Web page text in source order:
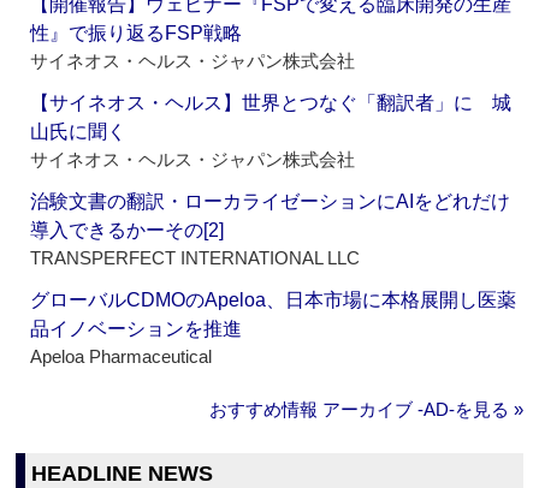
【開催報告】ウェビナー『FSPで変える臨床開発の生産
性』で振り返るFSP戦略
サイネオス・ヘルス・ジャパン株式会社
【サイネオス・ヘルス】世界とつなぐ「翻訳者」に 城
山氏に聞く
サイネオス・ヘルス・ジャパン株式会社
治験文書の翻訳・ローカライゼーションにAIをどれだけ
導入できるかーその[2]
TRANSPERFECT INTERNATIONAL LLC
グローバルCDMOのApeloa、日本市場に本格展開し医薬
品イノベーションを推進
Apeloa Pharmaceutical
おすすめ情報 アーカイブ ‐AD‐を見る »
HEADLINE NEWS